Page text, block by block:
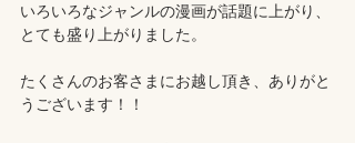
いろいろなジャンルの漫画が話題に上がり、
とても盛り上がりました。
たくさんのお客さまにお越し頂き、ありがと
うございます！！